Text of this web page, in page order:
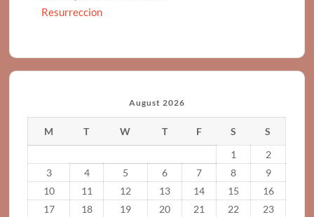
Resurreccion
August 2026
M T W T F S
S
1
2
3
4 5 6 7 8
9
10
11 12 13 14 15
16
17
18 19 20 21 22
23